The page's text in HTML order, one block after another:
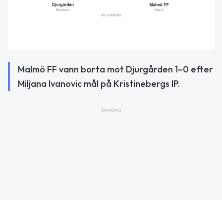
Malmö FF vann borta mot Djurgården 1–0 efter
Miljana Ivanovic mål på Kristinebergs IP.
ANNONS